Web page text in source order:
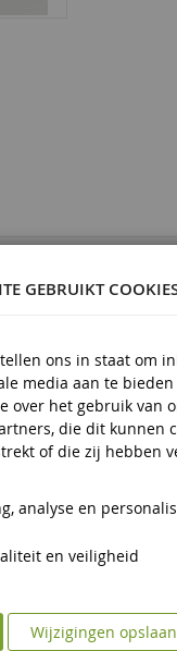
en ouder
GEBRUIKT
ons in staat om
media aan te
over het gebruik van
die dit kunnen
of die zij hebben
analyse en
en veiligheid
Wijzigingen opslaan